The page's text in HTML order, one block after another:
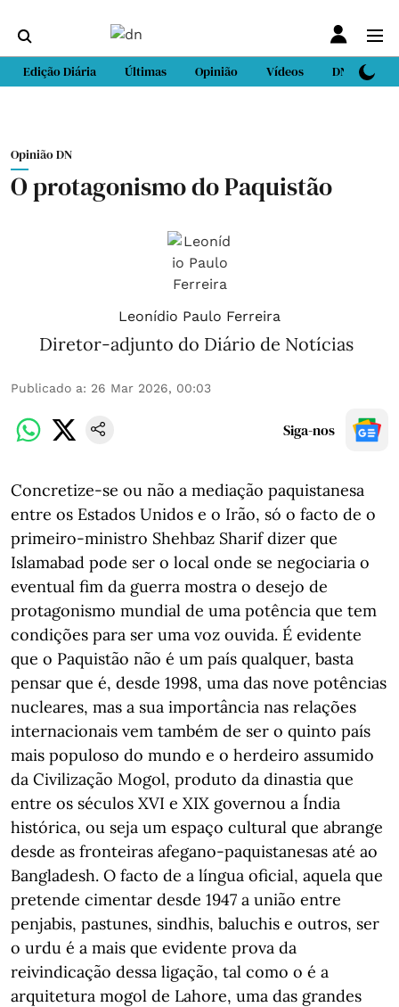
Edição Diária Últimas Opinião Vídeos DN Sport
Opinião DN
O protagonismo do Paquistão
Leonídio Paulo Ferreira
Diretor-adjunto do Diário de Notícias
Publicado a: 26 Mar 2026, 00:03
Siga-nos
Concretize-se ou não a mediação paquistanesa
entre os Estados Unidos e o Irão, só o facto de o
primeiro-ministro Shehbaz Sharif dizer que
Islamabad pode ser o local onde se negociaria o
eventual fim da guerra mostra o desejo de
protagonismo mundial de uma potência que tem
condições para ser uma voz ouvida. É evidente
que o Paquistão não é um país qualquer, basta
pensar que é, desde 1998, uma das nove potências
nucleares, mas a sua importância nas relações
internacionais vem também de ser o quinto país
mais populoso do mundo e o herdeiro assumido
da Civilização Mogol, produto da dinastia que
entre os séculos XVI e XIX governou a Índia
histórica, ou seja um espaço cultural que abrange
desde as fronteiras afegano-paquistanesas até ao
Bangladesh. O facto de a língua oficial, aquela que
pretende cimentar desde 1947 a união entre
penjabis, pastunes, sindhis, baluchis e outros, ser
o urdu é a mais que evidente prova da
reivindicação dessa ligação, tal como o é a
arquitetura mogol de Lahore, uma das grandes